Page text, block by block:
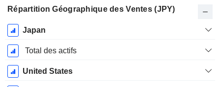
Répartition Géographique des Ventes (JPY)
Période
Fiscale:
Mars
Japan
Total des actifs
United States